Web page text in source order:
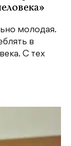
молодая.
в
С тех